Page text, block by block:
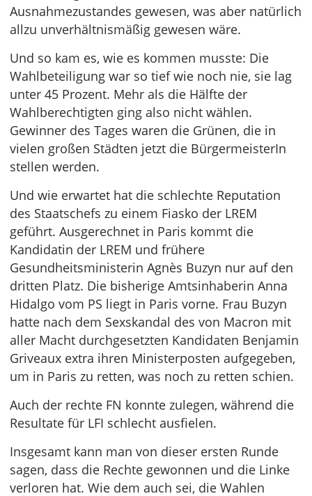
Ausnahmezustandes gewesen, was aber natürlich
allzu unverhältnismäßig gewesen wäre.
Und so kam es, wie es kommen musste: Die
Wahlbeteiligung war so tief wie noch nie, sie lag
unter 45 Prozent. Mehr als die Hälfte der
Wahlberechtigten ging also nicht wählen.
Gewinner des Tages waren die Grünen, die in
vielen großen Städten jetzt die BürgermeisterIn
stellen werden.
Und wie erwartet hat die schlechte Reputation
des Staatschefs zu einem Fiasko der LREM
geführt. Ausgerechnet in Paris kommt die
Kandidatin der LREM und frühere
Gesundheitsministerin Agnès Buzyn nur auf den
dritten Platz. Die bisherige Amtsinhaberin Anna
Hidalgo vom PS liegt in Paris vorne. Frau Buzyn
hatte nach dem Sexskandal des von Macron mit
aller Macht durchgesetzten Kandidaten Benjamin
Griveaux extra ihren Ministerposten aufgegeben,
um in Paris zu retten, was noch zu retten schien.
Auch der rechte FN konnte zulegen, während die
Resultate für LFI schlecht ausfielen.
Insgesamt kann man von dieser ersten Runde
sagen, dass die Rechte gewonnen und die Linke
verloren hat. Wie dem auch sei, die Wahlen